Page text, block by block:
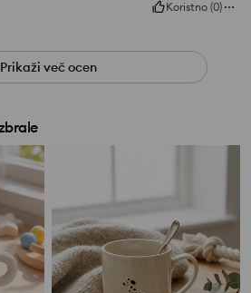
Koristno (0)
Prikaži več ocen